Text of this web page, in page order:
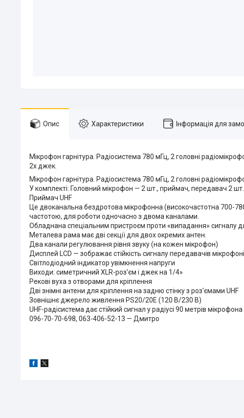
Опис Характеристики Інформація для
Мікрофон гарнітура. Радіосистема 780 мГц, 2 головні
2х джек.
Мікрофон гарнітура. Радіосистема 780 мГц, 2 головні
У комплекті: Головний мікрофон — 2 шт., приймач, передавач 2
Приймач UHF
Це двоканальна бездротова мікрофонна (високочастотна 700-
частотою, для роботи одночасно з двома каналами.
Обладнана спеціальним пристроєм проти «випадання» сигналу
Металева рама має дві секції для двох окремих антен.
Два канали регулювання рівня звуку (на кожен мікрофон)
Дисплей LCD — зображає стійкість сигналу передавачів
Світлодіодний індикатор увімкнення напруги
Виходи: симетричний XLR-роз'єм і джек на 1/4»
Рекові вуха з отворами для кріплення
Дві знімні антени для кріплення на задню стінку з роз'ємами UHF
Зовнішнє джерело живлення PS20/20E (120 В/230 В)
UHF-радісистема дає стійкий сигнал у радіусі 90 метрів мікрофона
096-70-70-698, 063-406-52-13 — Дмитро